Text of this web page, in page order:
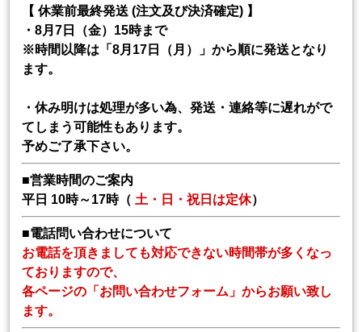
【 休業前最終発送 (注文及び決済確定) 】
・8月7日（金）15時まで
※時間以降は「8月17日（月）」から順に発送となり
ます。
・休み明けは処理が多い為、発送・連絡等に遅れがで
てしまう可能性もあります。
予めご了承下さい。
■営業時間のご案内
平日 10時～17時（ 土・日・祝日は定休）
■電話問い合わせについて
お電話を頂きましても対応できない時間帯が多くなっ
ておりますので、
各ページの「お問い合わせフォーム」からお願い致し
ます。